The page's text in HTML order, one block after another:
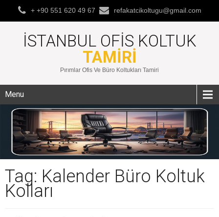
+ +90 551 620 49 67 refakatcikoltugu@gmail.com
İSTANBUL OFIS KOLTUK
TAMIRI
Pırımlar Ofis Ve Büro Koltukları Tamiri
Menu
Tag: Kalender Büro Koltuk
Kolları